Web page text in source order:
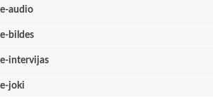
e-audio
e-bildes
e-intervijas
e-joki